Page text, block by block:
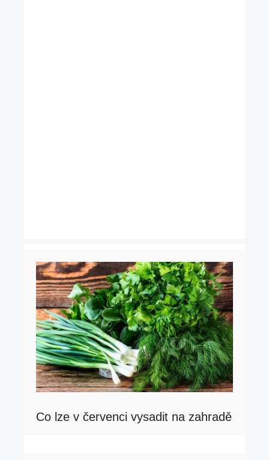
Co lze v červenci vysadit na zahradě